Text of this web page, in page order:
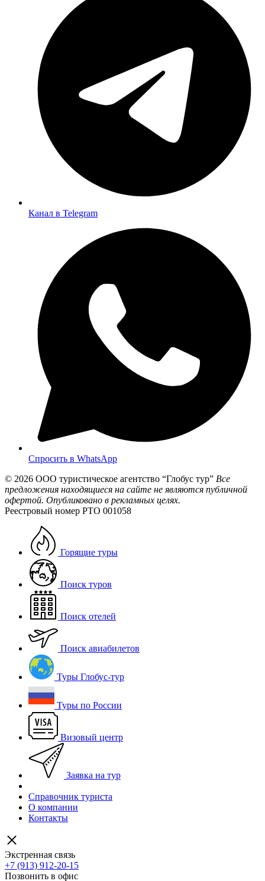
Канал в Telegram
Спросить в WhatsApp
© 2026 ООО туристическое агентство “Глобус тур” Все
предложения находящиеся на сайте не являются публичной
офертой. Опубликовано в рекламных целях.
Реестровый номер РТО 001058
Горящие туры
Поиск туров
Поиск отелей
Поиск авиабилетов
Туры Глобус-тур
Туры по России
Визовый центр
Заявка на тур
Справочник туриста
О компании
Контакты
Экстренная связь
+7 (913) 912-20-15
Позвонить в офис